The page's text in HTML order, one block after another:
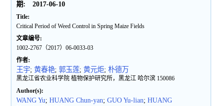
期:
2017-06-10
Title:
Critical Period of Weed Control in Spring Maize Fields
文章编号:
1002-2767（2017）06-0033-03
作者:
王宇;黄春艳;郭玉莲;黄元炬;朴德万
黑龙江省农业科学院 植物保护研究所，黑龙江 哈尔滨 150086
Author(s):
WANG Yu;HUANG Chun-yan;GUO Yu-lian;HUANG